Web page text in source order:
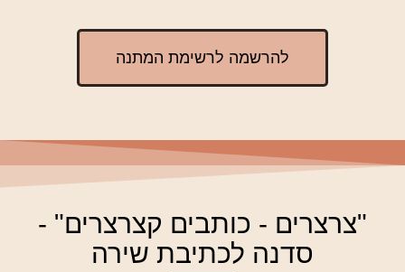
להרשמה לרשימת המתנה
"צרצרים - כותבים קצרצרים" -
סדנה לכתיבת שירה